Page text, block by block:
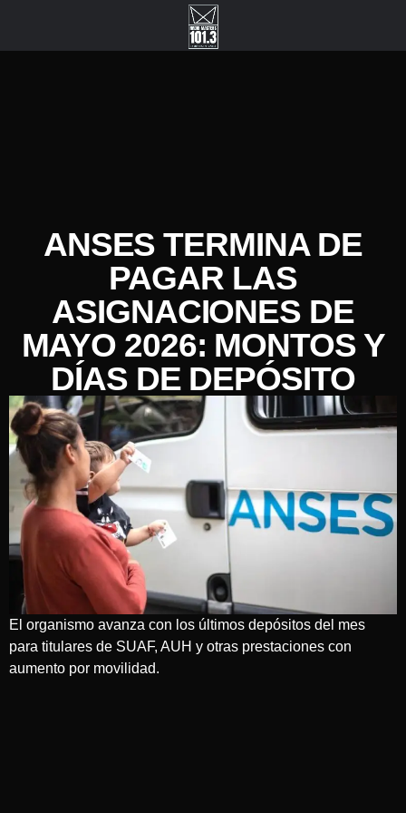
ANSES TERMINA DE
PAGAR LAS
ASIGNACIONES DE
MAYO 2026: MONTOS Y
DÍAS DE DEPÓSITO
El organismo avanza con los últimos depósitos del mes
para titulares de SUAF, AUH y otras prestaciones con
aumento por movilidad.